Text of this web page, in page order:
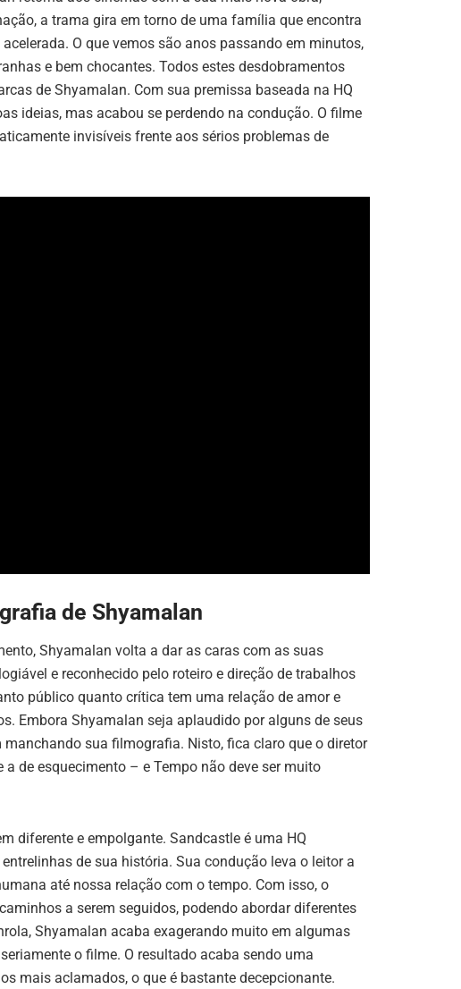
a trama gira em torno de uma família que encontra
O que vemos são anos passando em minutos,
e bem chocantes. Todos estes desdobramentos
de Shyamalan. Com sua premissa baseada na HQ
ideias, mas acabou se perdendo na condução. O filme
invisíveis frente aos sérios problemas de
de Shyamalan
Shyamalan volta a dar as caras com as suas
e reconhecido pelo roteiro e direção de trabalhos
público quanto crítica tem uma relação de amor e
Embora Shyamalan seja aplaudido por alguns de seus
sua filmografia. Nisto, fica claro que o diretor
de esquecimento – e Tempo não deve ser muito
diferente e empolgante. Sandcastle é uma HQ
de sua história. Sua condução leva o leitor a
até nossa relação com o tempo. Com isso, o
a serem seguidos, podendo abordar diferentes
Shyamalan acaba exagerando muito em algumas
o filme. O resultado acaba sendo uma
mais aclamados, o que é bastante decepcionante.